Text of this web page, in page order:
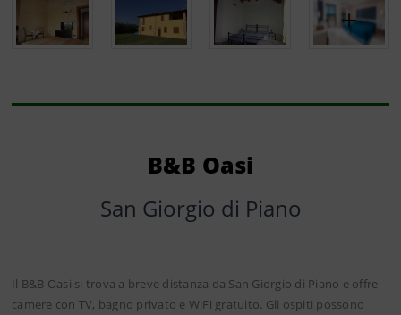
B&B Oasi
San Giorgio di Piano
Il B&B Oasi si trova a breve distanza da San Giorgio di Piano e offre
camere con TV, bagno privato e WiFi gratuito. Gli ospiti possono